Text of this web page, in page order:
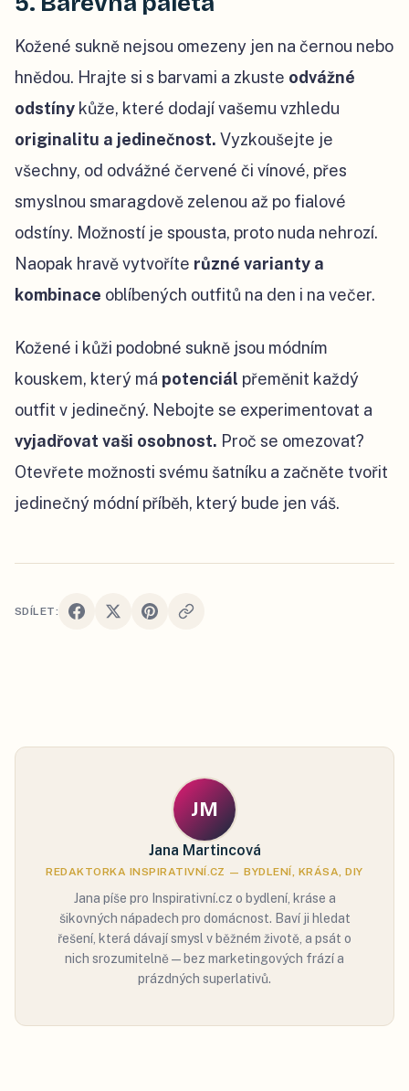
Kožené sukně nejsou omezeny jen na černou nebo
hnědou. Hrajte si s barvami a zkuste odvážné
odstíny kůže, které dodají vašemu vzhledu
originalitu a jedinečnost. Vyzkoušejte je
všechny, od odvážné červené či vínové, přes
smyslnou smaragdově zelenou až po fialové
odstíny. Možností je spousta, proto nuda nehrozí.
Naopak hravě vytvoříte různé varianty a
kombinace oblíbených outfitů na den i na večer.
Kožené i kůži podobné sukně jsou módním
kouskem, který má potenciál přeměnit každý
outfit v jedinečný. Nebojte se experimentovat a
vyjadřovat vaši osobnost. Proč se omezovat?
Otevřete možnosti svému šatníku a začněte tvořit
jedinečný módní příběh, který bude jen váš.
SDÍLET:
JM
Jana Martincová
REDAKTORKA INSPIRATIVNÍ.CZ — BYDLENÍ, KRÁSA, DIY
Jana píše pro Inspirativní.cz o bydlení, kráse a
šikovných nápadech pro domácnost. Baví ji hledat
řešení, která dávají smysl v běžném životě, a psát o
nich srozumitelně — bez marketingových frází a
prázdných superlativů.